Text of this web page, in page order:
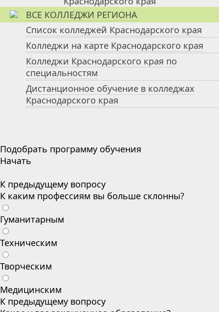
ВСЕ КОЛЛЕДЖИ РЕГИОНА
Список колледжей Краснодарского края
Колледжи на карте Краснодарского края
Колледжи Краснодарского края по
специальностям
Дистанционное обучение в колледжах
Краснодарского края
Подобрать программу обучения
Начать
К предыдущему вопросу
К каким профессиям вы больше склонны?
Гуманитарным
Техническим
Творческим
Медицинским
К предыдущему вопросу